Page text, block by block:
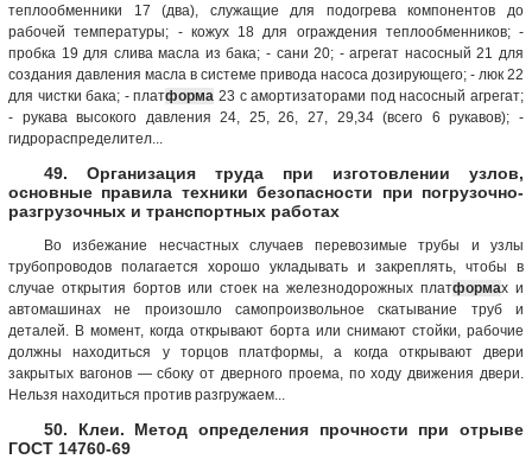
теплообменники 17 (два), служащие для подогрева компонентов до
рабочей температуры; - кожух 18 для ограждения теплообменников; -
пробка 19 для слива масла из бака; - сани 20; - агрегат насосный 21 для
создания давления масла в системе привода насоса дозирующего; - люк 22
для чистки бака; - платформа 23 с амортизаторами под насосный агрегат;
- рукава высокого давления 24, 25, 26, 27, 29,34 (всего 6 рукавов); -
гидрораспределител...
49. Организация труда при изготовлении узлов,
основные правила техники безопасности при погрузочно-
разгрузочных и транспортных работах
Во избежание несчастных случаев перевозимые трубы и узлы
трубопроводов полагается хорошо укладывать и закреплять, чтобы в
случае открытия бортов или стоек на железнодорожных платформах и
автомашинах не произошло самопроизвольное скатывание труб и
деталей. В момент, когда открывают борта или снимают стойки, рабочие
должны находиться у торцов платформы, а когда открывают двери
закрытых вагонов — сбоку от дверного проема, по ходу движения двери.
Нельзя находиться против разгружаем...
50. Клеи. Метод определения прочности при отрыве
ГОСТ 14760-69